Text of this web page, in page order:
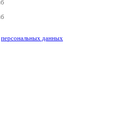
персональных данных